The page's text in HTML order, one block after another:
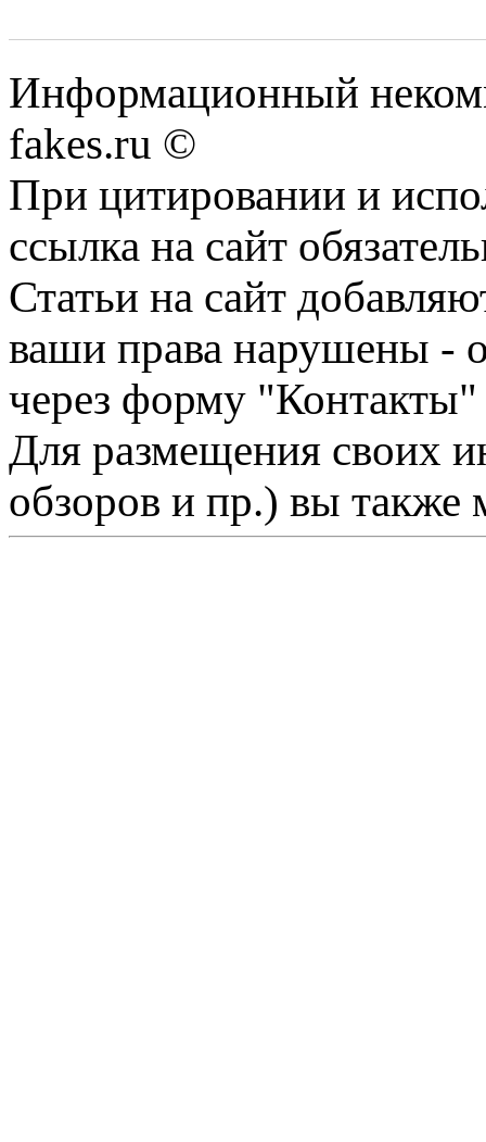
Информационный
fakes.ru ©
При цитировании и
ссылка на сайт
Статьи на сайт
ваши права нарушены -
через форму "Контакты"
Для размещения своих
обзоров и пр.) вы также